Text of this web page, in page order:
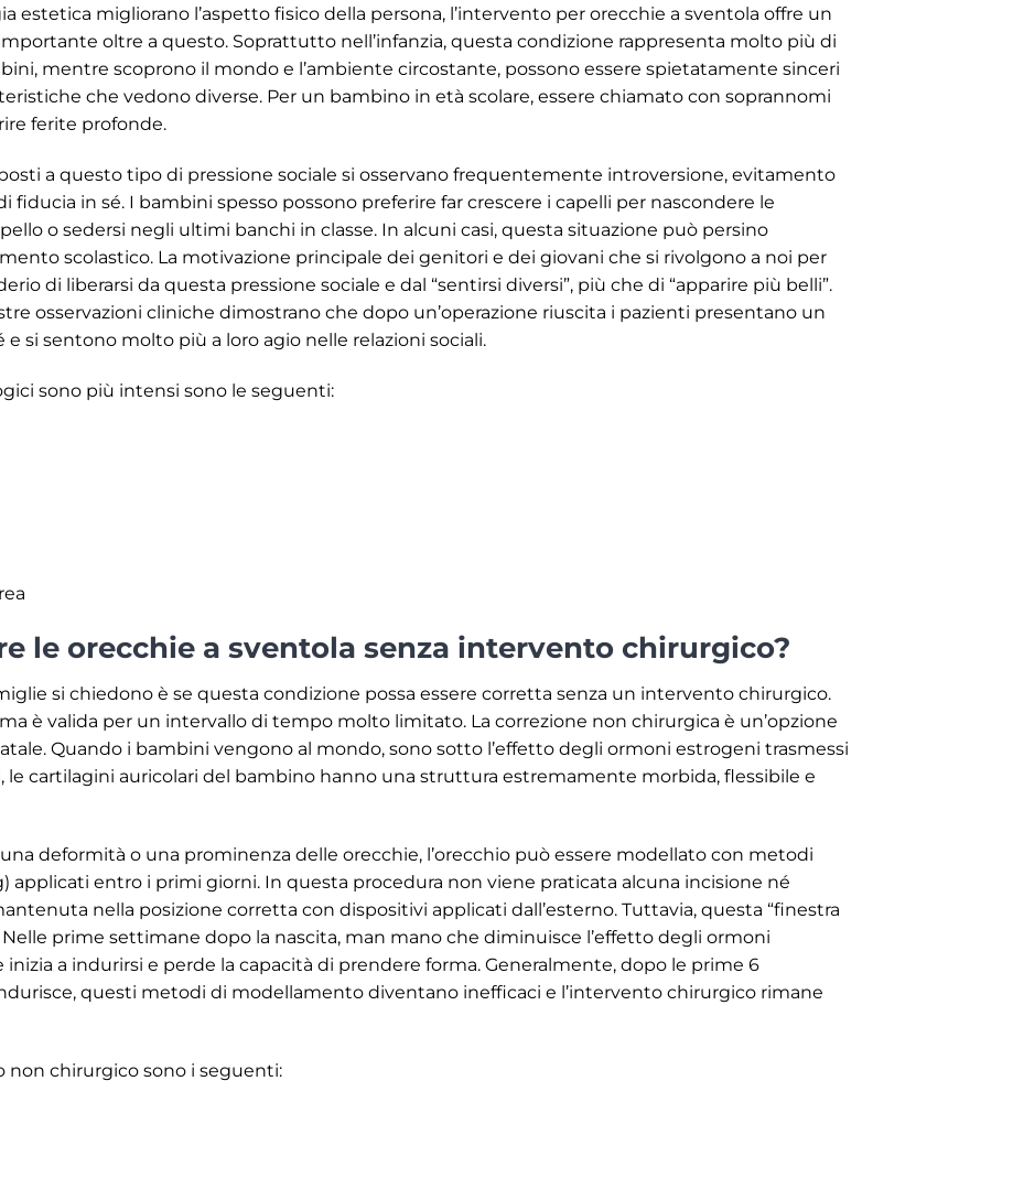
estetica migliorano l’aspetto fisico della persona, l’intervento per orecchie a sventola offre un
oltre a questo. Soprattutto nell’infanzia, questa condizione rappresenta molto più di
mentre scoprono il mondo e l’ambiente circostante, possono essere spietatamente sinceri
che vedono diverse. Per un bambino in età scolare, essere chiamato con soprannomi
ferite profonde.
a questo tipo di pressione sociale si osservano frequentemente introversione, evitamento
fiducia in sé. I bambini spesso possono preferire far crescere i capelli per nascondere le
o sedersi negli ultimi banchi in classe. In alcuni casi, questa situazione può persino
scolastico. La motivazione principale dei genitori e dei giovani che si rivolgono a noi per
di liberarsi da questa pressione sociale e dal “sentirsi diversi”, più che di “apparire più belli”.
osservazioni cliniche dimostrano che dopo un’operazione riuscita i pazienti presentano un
si sentono molto più a loro agio nelle relazioni sociali.
sono più intensi sono le seguenti:
le orecchie a sventola senza intervento chirurgico?
si chiedono è se questa condizione possa essere corretta senza un intervento chirurgico.
è valida per un intervallo di tempo molto limitato. La correzione non chirurgica è un’opzione
Quando i bambini vengono al mondo, sono sotto l’effetto degli ormoni estrogeni trasmessi
le cartilagini auricolari del bambino hanno una struttura estremamente morbida, flessibile e
deformità o una prominenza delle orecchie, l’orecchio può essere modellato con metodi
entro i primi giorni. In questa procedura non viene praticata alcuna incisione né
nella posizione corretta con dispositivi applicati dall’esterno. Tuttavia, questa “finestra
prime settimane dopo la nascita, man mano che diminuisce l’effetto degli ormoni
inizia a indurirsi e perde la capacità di prendere forma. Generalmente, dopo le prime 6
questi metodi di modellamento diventano inefficaci e l’intervento chirurgico rimane
non chirurgico sono i seguenti: